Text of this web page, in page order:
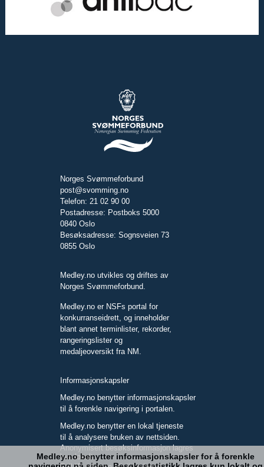
Norges Svømmeforbund
post@svomming.no
Telefon: 21 02 90 00
Postadresse: Postboks 5000
0840 Oslo
Besøksadresse: Sognsveien 73
0855 Oslo
Medley.no utvikles og driftes av
Norges Svømmeforbund.
Medley.no er NSFs portal for
konkurranseidrett, og inneholder
blant annet terminlister, rekorder,
rangeringslister og
medaljeoversikt fra NM.
Informasjonskapsler
Medley.no benytter informasjonskapsler
til å forenkle navigering i portalen.
Medley.no benytter en lokal tjeneste
til å analysere bruken av nettsiden.
Anonymisert besøksinformasjon lagres
kun lokalt.
Medley.no benytter informasjonskapsler for å forenkle